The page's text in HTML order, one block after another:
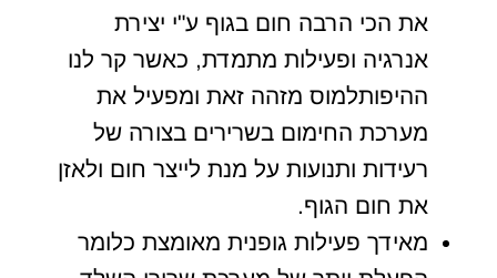
את הכי הרבה חום בגוף ע"י יצירת
אנרגיה ופעילות מתמדת, כאשר קר לנו
ההיפותלמוס מזהה זאת ומפעיל את
מערכת החימום בשרירים בצורה של
רעידות ותנועות על מנת לייצר חום ולאזן
את חום הגוף.
מאידך פעילות גופנית מאומצת כלומר